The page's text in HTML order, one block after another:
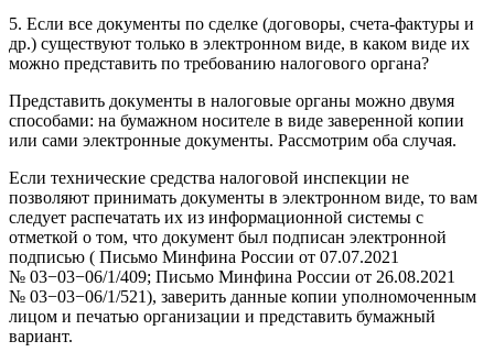
5. Если все документы по сделке (договоры, счета-фактуры и
др.) существуют только в электронном виде, в каком виде их
можно представить по требованию налогового органа?
Представить документы в налоговые органы можно двумя
способами: на бумажном носителе в виде заверенной копии
или сами электронные документы. Рассмотрим оба случая.
Если технические средства налоговой инспекции не
позволяют принимать документы в электронном виде, то вам
следует распечатать их из информационной системы с
отметкой о том, что документ был подписан электронной
подписью ( Письмо Минфина России от 07.07.2021
№ 03−03−06/1/409; Письмо Минфина России от 26.08.2021
№ 03−03−06/1/521), заверить данные копии уполномоченным
лицом и печатью организации и представить бумажный
вариант.